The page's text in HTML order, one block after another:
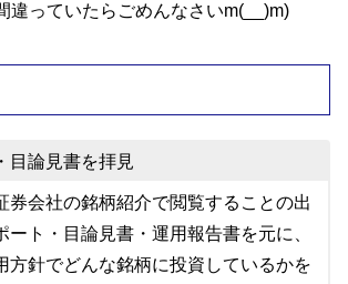
違っていたらごめんなさいm(__)m)
目論見書を拝見
券会社の銘柄紹介で閲覧することの出
ート・目論見書・運用報告書を元に、
方針でどんな銘柄に投資しているかを